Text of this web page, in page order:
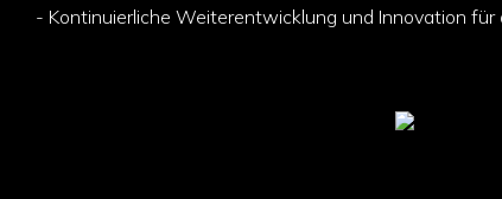
- Kontinuierliche Weiterentwicklung und Innovation für